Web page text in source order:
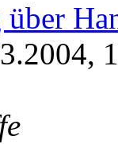
über